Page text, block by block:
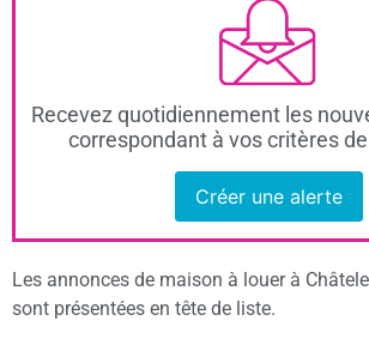
Recevez quotidiennement les
correspondant à vos critères
Créer une alerte
Les annonces de maison à louer à
sont présentées en tête de liste.